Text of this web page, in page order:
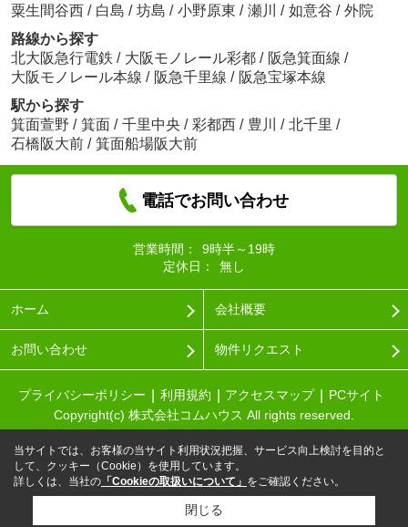
粟生間谷西 / 白島 / 坊島 / 小野原東 / 瀬川 / 如意谷 / 外院
路線から探す
北大阪急行電鉄 / 大阪モノレール彩都 / 阪急箕面線 /
大阪モノレール本線 / 阪急千里線 / 阪急宝塚本線
駅から探す
箕面萱野 / 箕面 / 千里中央 / 彩都西 / 豊川 / 北千里 /
石橋阪大前 / 箕面船場阪大前
電話でお問い合わせ
営業時間：
9時半～19時
定休日：
無し
ホーム 会社概要
お問い合わせ 物件リクエスト
プライバシーポリシー 利用規約 アクセスマップ
PCサイト
Copyright(c) 株式会社コムハウス All rights reserved.
当サイトでは、お客様の当サイト利用状況把握、サービス向上検討を目的と
して、クッキー（Cookie）を使用しています。
詳しくは、当社の 「Cookieの取扱いについて」 をご確認ください。
閉じる